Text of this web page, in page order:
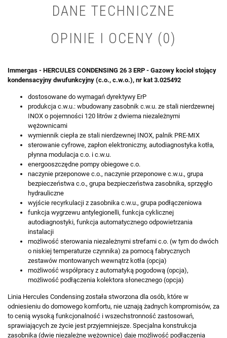
DANE TECHNICZNE
OPINIE I OCENY (0)
Immergas - HERCULES CONDENSING 26 3 ERP - Gazowy kocioł stojący
kondensacyjny dwufunkcyjny (c.o., c.w.o.), nr kat 3.025492
dostosowane do wymagań dyrektywy ErP
produkcja c.w.u.: wbudowany zasobnik c.w.u. ze stali nierdzewnej
INOX o pojemności 120 litrów z dwiema niezależnymi
wężownicami
wymiennik ciepła ze stali nierdzewnej INOX, palnik PRE-MIX
sterowanie cyfrowe, zapłon elektroniczny, autodiagnostyka kotła,
płynna modulacja c.o. i c.w.u.
energooszczędne pompy obiegowe c.o.
naczynie przeponowe c.o., naczynie przeponowe c.w.u., grupa
bezpieczeństwa c.o., grupa bezpieczeństwa zasobnika, sprzęgło
hydrauliczne
wyjście recyrkulacji z zasobnika c.w.u., grupa podłączeniowa
funkcja wygrzewu antylegionelli, funkcja cyklicznej
autodiagnostyki, funkcja automatycznego odpowietrzania
instalacji
możliwość sterowania niezależnymi strefami c.o. (w tym do dwóch
o niskiej temperaturze czynnika) za pomocą fabrycznych
zestawów montowanych wewnątrz kotła (opcja)
możliwość współpracy z automatyką pogodową (opcja),
możliwość podłączenia kolektora słonecznego (opcja)
Linia Hercules Condensing została stworzona dla osób, które w
odniesieniu do domowego komfortu, nie uznają żadnych kompromisów, za
to cenią wysoką funkcjonalność i wszechstronność zastosowań,
sprawiających ze życie jest przyjemniejsze. Specjalna konstrukcja
zasobnika (dwie niezależne wężownice) daje możliwość podłączenia